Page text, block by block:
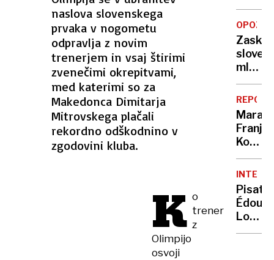
naslova slovenskega
prvaka v nogometu
odpravlja z novim
trenerjem in vsaj štirimi
zvenečimi okrepitvami,
med katerimi so za
Makedonca Dimitarja
Mitrovskega plačali
rekordno odškodnino v
zgodovini kluba.
K o
trener
z
Olimpijo
osvoji
z
Arso
z
pri
pitju
še
vedno
med
prvaki
Franja:
z
odlično
Louis: